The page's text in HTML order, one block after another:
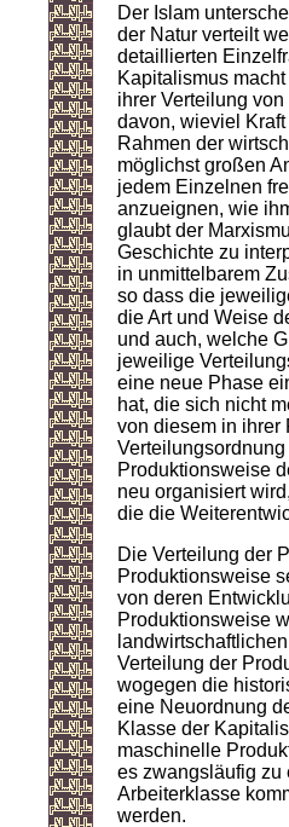
Der Islam
der Natur verteilt
detaillierten
Kapitalismus
ihrer Verteilung
davon, wieviel
Rahmen der
möglichst großen
jedem Einzelnen
anzueignen, wie
glaubt der
Geschichte zu
in unmittelbarem
so dass die
die Art und Weise
und auch, welche
jeweilige
eine neue Phase
hat, die sich nicht
von diesem in ihrer
Produktionsweise
neu organisiert
die die
Die Verteilung der
Produktionsweise
von deren
Produktionsweise
Verteilung der
wogegen die
eine Neuordnung
Klasse der
maschinelle
es zwangsläufig zu
Arbeiterklasse
werden.